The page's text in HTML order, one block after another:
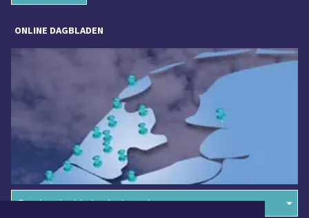
ONLINE DAGBLADEN
Overige dagbladen in de regio